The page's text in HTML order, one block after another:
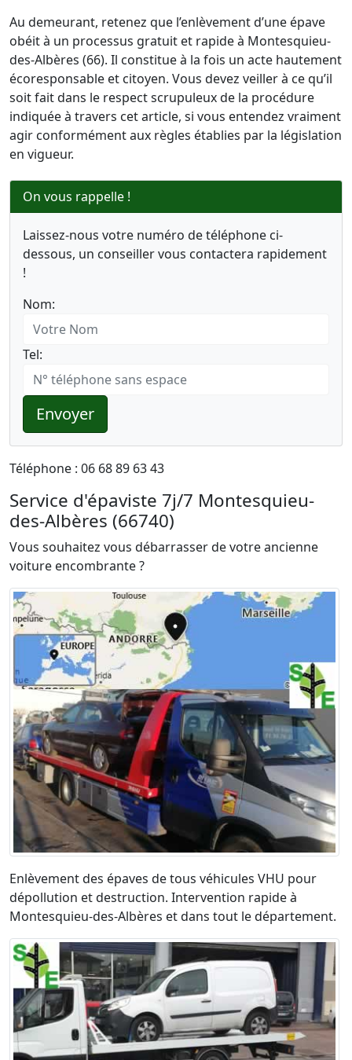
Au demeurant, retenez que l’enlèvement d’une épave
obéit à un processus gratuit et rapide à Montesquieu-
des-Albères (66). Il constitue à la fois un acte hautement
écoresponsable et citoyen. Vous devez veiller à ce qu’il
soit fait dans le respect scrupuleux de la procédure
indiquée à travers cet article, si vous entendez vraiment
agir conformément aux règles établies par la législation
en vigueur.
On vous rappelle !
Laissez-nous votre numéro de téléphone ci-
dessous, un conseiller vous contactera rapidement
!
Nom:
Tel:
Envoyer
Téléphone : 06 68 89 63 43
Service d'épaviste 7j/7 Montesquieu-
des-Albères (66740)
Vous souhaitez vous débarrasser de votre ancienne
voiture encombrante ?
Enlèvement des épaves de tous véhicules VHU pour
dépollution et destruction. Intervention rapide à
Montesquieu-des-Albères et dans tout le département.